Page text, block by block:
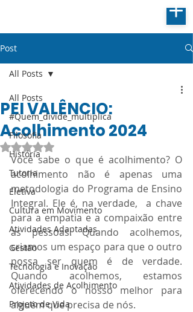
Post
All Posts
#Quem_divide_multiplica
Filosofia
História
Tutoria
Eletiva
Cultura em Movimento
Atividades Adaptadas
Gestão
Tecnologia e Inovação
Atividades de Acolhimento
Projeto de Vida
All Posts
PEI VALÊNCIO:
Acolhimento 2024
Avaliado com NaN de 5 estrelas.
Você sabe o que é acolhimento? O
acolhimento não é apenas uma
metodologia do Programa de Ensino
Integral. Ele é, na verdade,  a chave
para a empatia e a compaixão entre
as pessoas. Quando acolhemos,
criamos um espaço para que o outro
possa ser quem é de verdade.
Quando acolhemos, estamos
oferecendo o nosso melhor para
alguém que precisa de nós.